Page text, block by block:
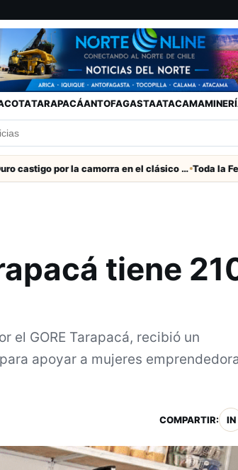
TARAPACÁANTOFAGASTAATACAMA
Duro castigo por la camorra en el clásico Arica-Iquique
tiene
el GORE Tarapacá, recibió un
apoyar a mujeres
COMPARTIR: IN